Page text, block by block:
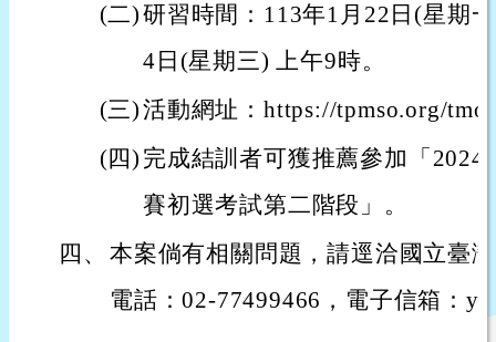
(二)研習時間：113年1月22日(星期
4日(星期三) 上午9時。
(三)活動網址：https://tpmso.org/
(四) 完成結訓者可獲推薦參加「2024
賽初選考試第二階段」。
四、 本案倘有相關問題，請逕洽國立臺
電話：02-77499466，電子信箱：